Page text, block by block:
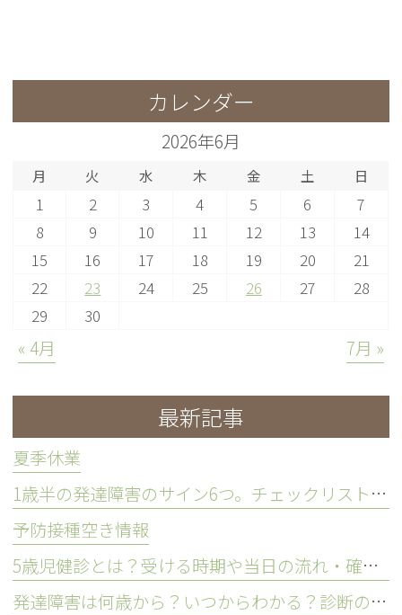
カレンダー
2026年6月
月 火 水 木 金 土 日
1 2 3 4 5 6
7
8
9 10 11 12 13
14
15
16 17 18 19 20
21
22
23 24 25 26 27
28
29
30
« 4月 7月 »
最新記事
夏季休業
1歳半の発達障害のサイン6つ。チェックリストや相談の目安を解説
予防接種空き情報
5歳児健診とは？受ける時期や当日の流れ・確認される項目を解説
発達障害は何歳から？いつからわかる？診断の時期を解説